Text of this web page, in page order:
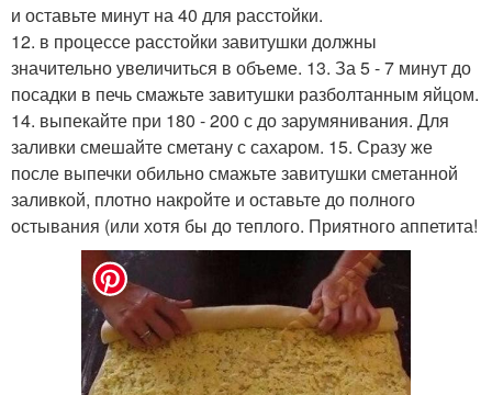
и оставьте минут на 40 для расстойки.
12. в процессе расстойки завитушки должны
значительно увеличиться в объеме. 13. За 5 - 7 минут до
посадки в печь смажьте завитушки разболтанным яйцом.
14. выпекайте при 180 - 200 с до зарумянивания. Для
заливки смешайте сметану с сахаром. 15. Сразу же
после выпечки обильно смажьте завитушки сметанной
заливкой, плотно накройте и оставьте до полного
остывания (или хотя бы до теплого. Приятного аппетита!